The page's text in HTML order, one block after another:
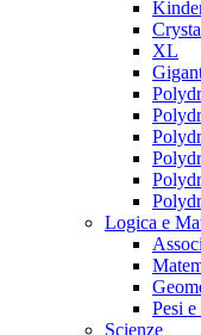
XL
Logica e
Pesi
Scienze